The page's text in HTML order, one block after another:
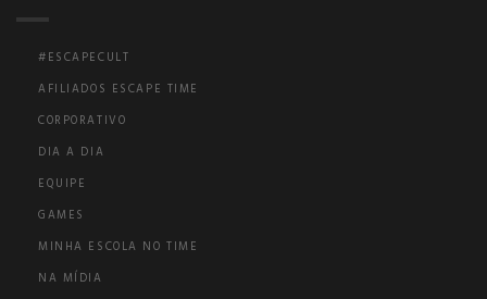
#ESCAPECULT
AFILIADOS ESCAPE TIME
CORPORATIVO
DIA A DIA
EQUIPE
GAMES
MINHA ESCOLA NO TIME
NA MÍDIA